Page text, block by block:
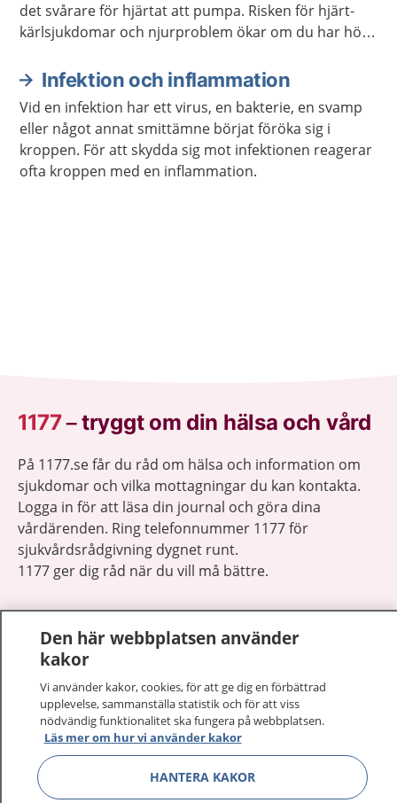
det svårare för hjärtat att pumpa. Risken för hjärt-
kärlsjukdomar och njurproblem ökar om du har högt
levnadsvanor om du bara har en lätt förhöjning av
Infektion och inflammation
Vid en infektion har ett virus, en bakterie, en svamp
eller något annat smittämne börjat föröka sig i
kroppen. För att skydda sig mot infektionen reagerar
ofta kroppen med en inflammation.
1177–tryggt om din hälsa och vård
På 1177.se får du råd om hälsa och information om
sjukdomar och vilka mottagningar du kan kontakta.
Logga in för att läsa din journal och göra dina
vårdärenden. Ring telefonnummer 1177 för
sjukvårdsrådgivning dygnet runt.
1177 ger dig råd när du vill må bättre.
1177 på flera språk
Om 1177
Kontakt Visa
Den här webbplatsen använder
kakor
Vi använder kakor, cookies, för att ge dig en förbättrad
upplevelse, sammanställa statistik och för att viss
nödvändig funktionalitet ska fungera på webbplatsen.
Läs mer om hur vi använder kakor
HANTERA KAKOR